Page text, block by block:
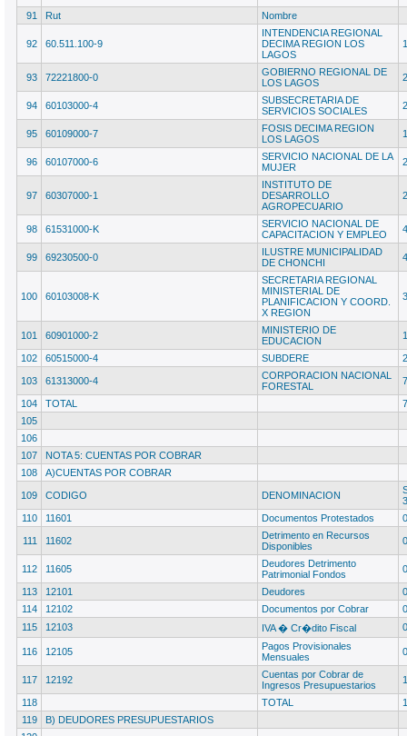
91 Rut Nombre
92 60.511.100-9
INTENDENCIA REGIONAL
DECIMA REGION LOS
LAGOS
93 72221800-0
GOBIERNO REGIONAL DE
LOS LAGOS
94 60103000-4
SUBSECRETARIA DE
SERVICIOS SOCIALES
95 60109000-7
FOSIS DECIMA REGION
LOS LAGOS
96 60107000-6
SERVICIO NACIONAL DE LA
MUJER
97 60307000-1
INSTITUTO DE
DESARROLLO
AGROPECUARIO
98 61531000-K
SERVICIO NACIONAL DE
CAPACITACION Y EMPLEO
99 69230500-0
ILUSTRE MUNICIPALIDAD
DE CHONCHI
100 60103008-K
SECRETARIA REGIONAL
MINISTERIAL DE
PLANIFICACION Y COORD.
X REGION
101 60901000-2
MINISTERIO DE
EDUCACION
102 60515000-4 SUBDERE
103 61313000-4
CORPORACION NACIONAL
FORESTAL
7
104 TOTAL
105
106
107
NOTA 5: CUENTAS POR COBRAR
108
A)CUENTAS POR COBRAR
109 CODIGO DENOMINACION
110
11601 Documentos Protestados 0
111 11602
Detrimento en Recursos
Disponibles
0
112 11605
Deudores Detrimento
Patrimonial Fondos
0
113 12101 Deudores
0
114
12102 Documentos por Cobrar
0
115
12103 IVA � Cr�dito Fiscal 0
116 12105
Pagos Provisionales
Mensuales
0
117 12192
Cuentas por Cobrar de
Ingresos Presupuestarios
118 TOTAL
119
B) DEUDORES PRESUPUESTARIOS